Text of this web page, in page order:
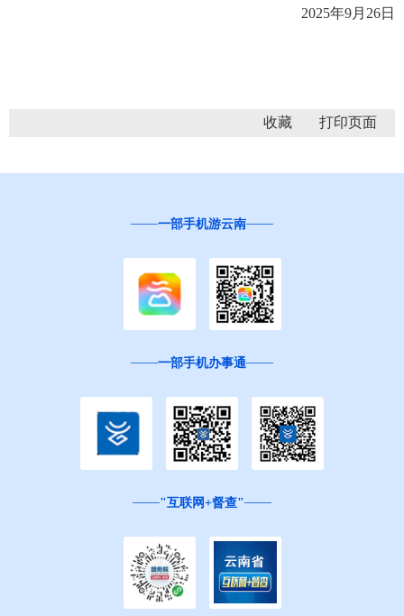
2025年9月26日
收藏
一部手机游云南
一部手机办事通
"互联网+督查"